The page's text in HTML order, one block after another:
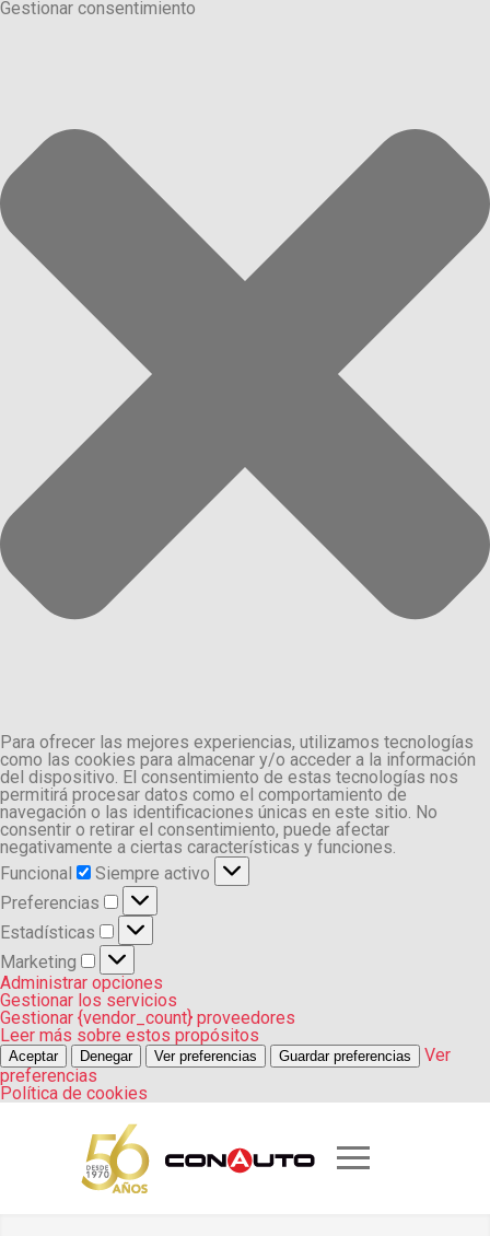
Gestionar consentimiento
Para ofrecer las mejores experiencias, utilizamos tecnologías
como las cookies para almacenar y/o acceder a la información
del dispositivo. El consentimiento de estas tecnologías nos
permitirá procesar datos como el comportamiento de
navegación o las identificaciones únicas en este sitio. No
consentir o retirar el consentimiento, puede afectar
negativamente a ciertas características y funciones.
Funcional
Funcional
Siempre activo
Preferencias
Preferencias
Estadísticas
Estadísticas
Marketing
Marketing
Administrar opciones
Gestionar los servicios
Gestionar {vendor_count} proveedores
Leer más sobre estos propósitos
Aceptar Denegar Ver preferencias Guardar preferencias
Ver
preferencias
Política de cookies